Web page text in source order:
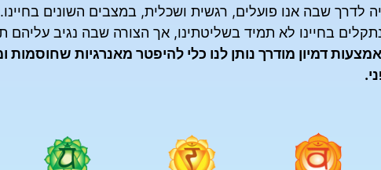
לדרך שבה אנו פועלים, רגשית ושכלית, במצבים השונים בחיינו.
בחיינו לא תמיד בשליטתינו, אך הצורה שבה נגיב
דמיון מודרך נותן לנו כלי להיפטר מאנרגיות